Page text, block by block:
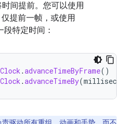
间提前。您可以使用
仅提前一帧，或使用
段特定时间：
.advanceTimeByFrame()
.advanceTimeBy(